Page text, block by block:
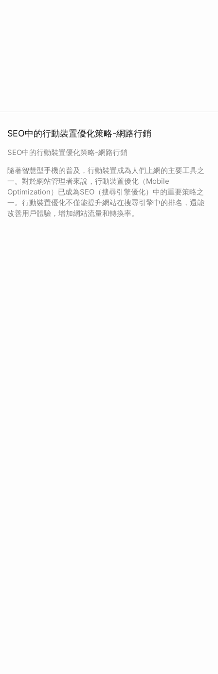
SEO中的行動裝置優化策略-網路行銷
SEO中的行動裝置優化策略-網路行銷
隨著智慧型手機的普及，行動裝置成為人們上網的主要工具之
一。對於網站管理者來說，行動裝置優化（Mobile
Optimization）已成為SEO（搜尋引擎優化）中的重要策略之
一。行動裝置優化不僅能提升網站在搜尋引擎中的排名，還能
改善用戶體驗，增加網站流量和轉換率。